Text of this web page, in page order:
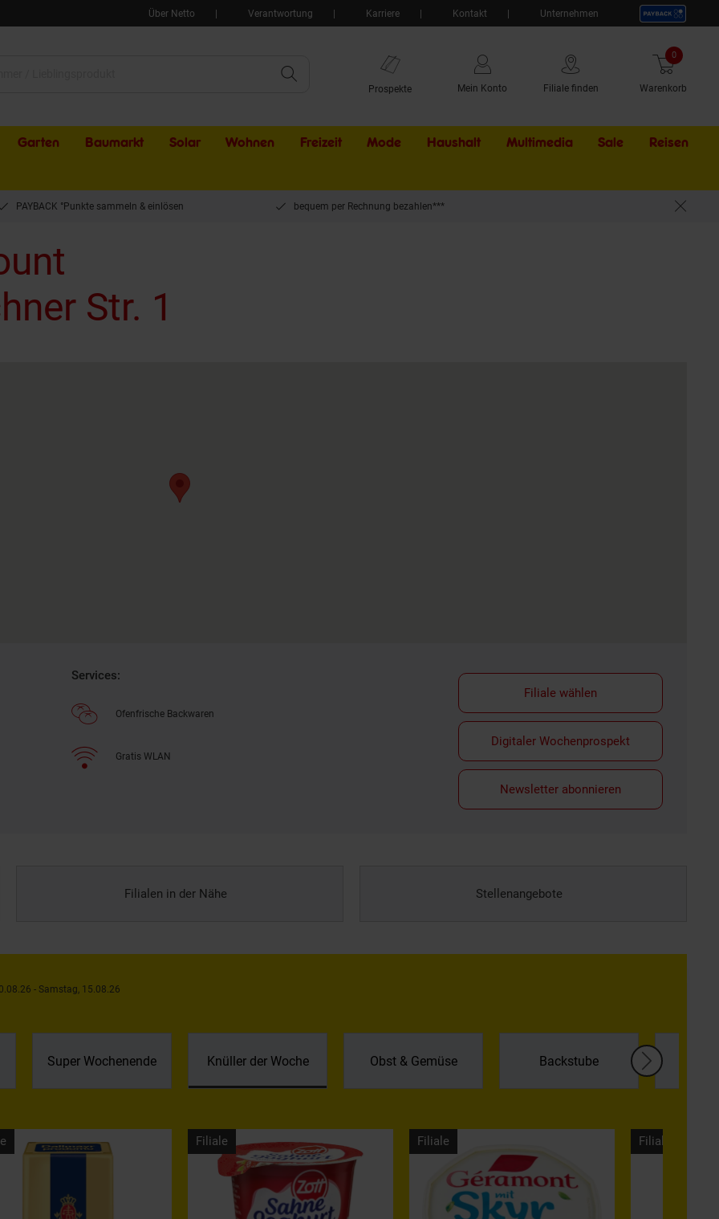
Über Netto Verantwortung Karriere Kontakt Unternehmen
Prospekte Mein Konto Filiale finden Warenkorb
0 Artikel
Garten Baumarkt Solar Wohnen Freizeit Mode Haushalt Multimedia Sale Externer
Reisen
PAYBACK °Punkte sammeln & einlösen bequem per Rechnung bezahlen***
Str. 1
Services:
Ofenfrische Backwaren
Gratis WLAN
Filiale wählen
Digitaler Wochenprospekt
Newsletter abonnieren
Filialen in der Nähe Stellenangebote
- Samstag, 15.08.26
Super Wochenende Knüller der Woche Obst & Gemüse Backstube
Filiale Filiale Filiale